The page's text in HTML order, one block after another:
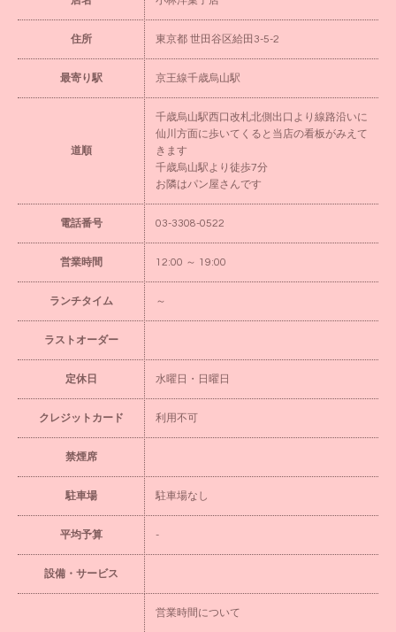
住所 東京都 世田谷区給田3-5-2
最寄り駅 京王線千歳烏山駅
道順
千歳烏山駅西口改札北側出口より線路沿いに
仙川方面に歩いてくると当店の看板がみえて
きます
千歳烏山駅より徒歩7分
お隣はパン屋さんです
電話番号 03-3308-0522
営業時間 12:00 ～ 19:00
ランチタイム ～
ラストオーダー
定休日 水曜日・日曜日
クレジットカード 利用不可
禁煙席
駐車場 駐車場なし
平均予算 -
設備・サービス
営業時間について